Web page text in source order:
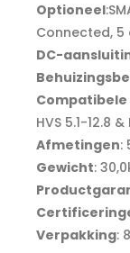
Optioneel:
Connected,
DC-
Compatibele
HVS 5.1-12.8
Afmetingen:
Gewicht:
Verpakking: